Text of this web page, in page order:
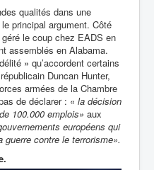
qualités dans une
principal argument. Côté
le coup chez EADS en
assemblés en Alabama.
» qu’accordent certains
Duncan Hunter,
armées de la Chambre
de déclarer : « la décision
100.000 emplois» aux
européens qui
contre le terrorisme».